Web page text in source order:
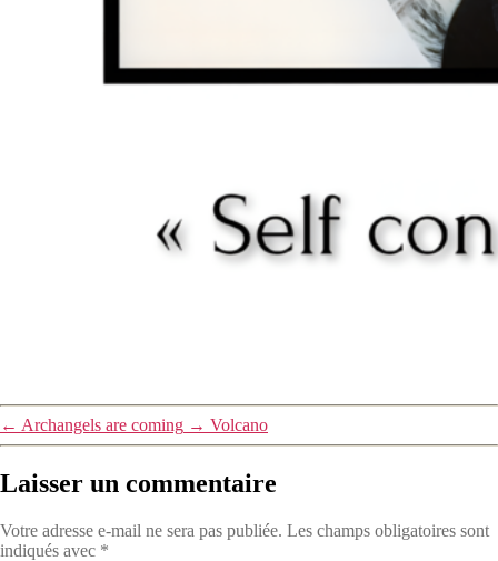
← Archangels are coming → Volcano
Laisser un commentaire
Votre adresse e-mail ne sera pas publiée. Les champs obligatoires sont
indiqués avec *